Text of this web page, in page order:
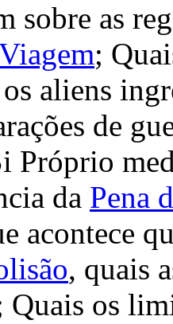
sobre as
;
aliens
de
Próprio
da Pena
acontece
, quais
Quais os